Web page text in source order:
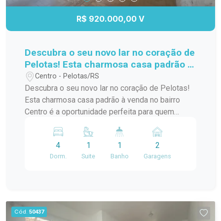
R$ 920.000,00 V
Descubra o seu novo lar no coração de
Pelotas! Esta charmosa casa padrão à
venda no bairro Centro é a
oportunidade perfeita para quem
busca conforto e praticidade. Com
uma localização privilegiada, você
comodidades,
Centro - Pelotas/RS
Descubra o seu novo lar no coração de Pelotas!
Esta charmosa casa padrão à venda no bairro
Centro é a oportunidade perfeita para quem
localização privilegiada, você estará a poucos
passos de diversas comodidades, como
supermercados, restaurantes, lojas e escolas. A
iluminados, proporcionando um ambiente
acolhedor. A sala de estar é ideal para receber
4
Dorm.
1
Suite
1
Banho
2
Garagens
Cód. 50437